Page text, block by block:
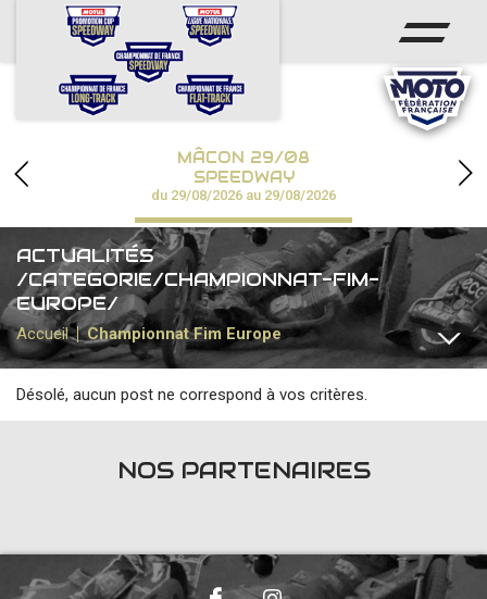
ACCUEIL
CALENDRIER
CHAMPIONNATS
RÉSULTATS
SPEEDWAY ACADÉMIE
PHOTOS / VIDÉOS
MÂCON 29/08
SPEEDWAY
du 29/08/2026 au 29/08/2026
ACTUALITÉS
/CATEGORIE/CHAMPIONNAT-FIM-
EUROPE/
Accueil Championnat Fim Europe
Désolé, aucun post ne correspond à vos critères.
NOS PARTENAIRES